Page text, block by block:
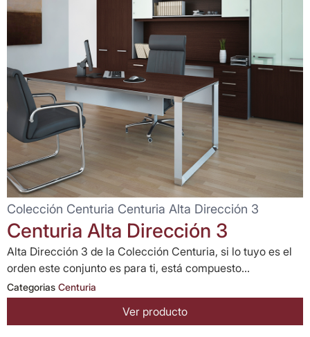
Colección Centuria Centuria Alta Dirección 3
Centuria Alta Dirección 3
Alta Dirección 3 de la Colección Centuria, si lo tuyo es el
orden este conjunto es para ti, está compuesto...
Categorias Centuria
Ver producto